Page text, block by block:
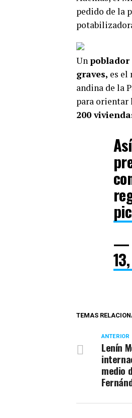
pedido de la
Un
graves, es el
andina de la
para orientar
200
—
TEMAS
ANTERIOR
Lenín
medio